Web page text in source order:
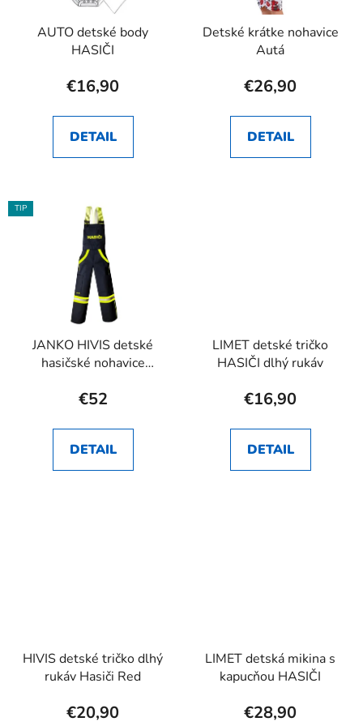
AUTO detské body
HASIČI
€16,90
DETAIL
Detské krátke nohavice
Autá
€26,90
DETAIL
TIP
JANKO HIVIS detské
hasičské nohavice
€52
DETAIL
LIMET detské tričko
HASIČI dlhý rukáv
€16,90
DETAIL
HIVIS detské tričko dlhý
rukáv Hasiči Red
€20,90
LIMET detská mikina s
kapucňou HASIČI
€28,90